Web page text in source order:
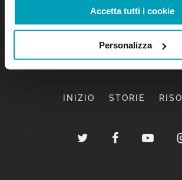
Accetta tutti i cookie
Personalizza
INIZIO STORIE